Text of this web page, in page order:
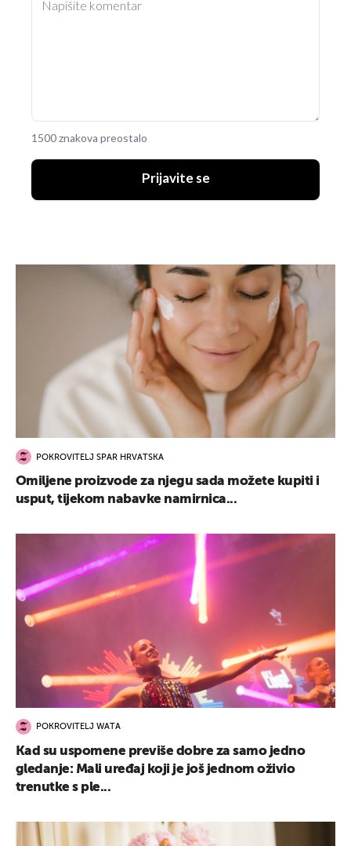
1500 znakova preostalo
Prijavite se
POKROVITELJ SPAR HRVATSKA
Omiljene proizvode za njegu sada možete kupiti i
usput, tijekom nabavke namirnica...
POKROVITELJ WATA
Kad su uspomene previše dobre za samo jedno
gledanje: Mali uređaj koji je još jednom oživio
trenutke s ple...